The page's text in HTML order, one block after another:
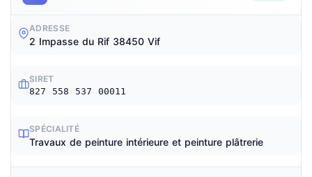
ADRESSE
2 Impasse du Rif 38450 Vif
SIRET
827 558 537 00011
SPÉCIALITÉ
Travaux de peinture intérieure et peinture plâtrerie